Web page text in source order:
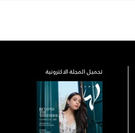
تحميل المجلة الاكترونية